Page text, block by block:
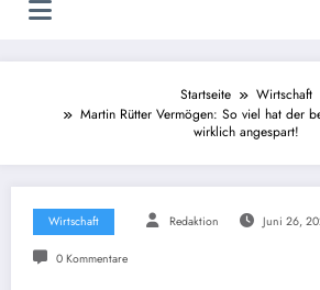
Startseite
Wirtschaft
Martin Rütter Vermögen: So viel hat der
wirklich angespart!
Wirtschaft Redaktion Juni 26,
0 Kommentare